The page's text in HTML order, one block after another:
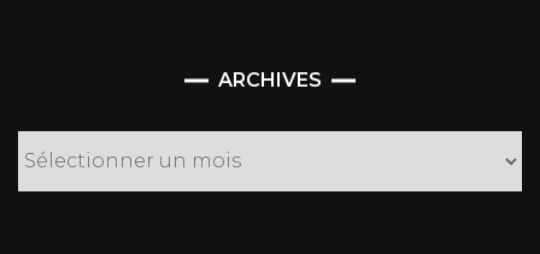
ARCHIVES
Archives